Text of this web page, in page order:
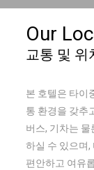
Our
교통 및 위
본 호텔은 타이
통 환경을 갖추
버스, 기차는
하실 수 있으며,
편안하고 여유